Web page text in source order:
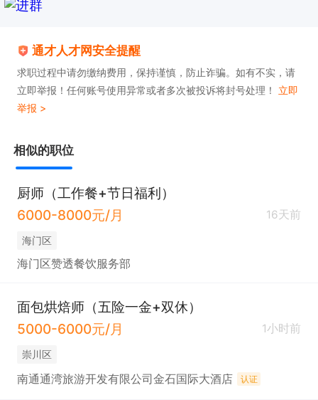
通才人才网安全提醒
求职过程中请勿缴纳费用，保持谨慎，防止诈骗。如有不实，请
立即举报！任何账号使用异常或者多次被投诉将封号处理！ 立即
举报 >
相似的职位
厨师（工作餐+节日福利）
6000-8000元/月
16天前
海门区
海门区赞透餐饮服务部
面包烘焙师（五险一金+双休）
5000-6000元/月
1小时前
崇川区
南通通湾旅游开发有限公司金石国际大酒店 认证